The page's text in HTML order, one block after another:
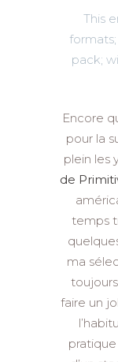
This
pack;
Encore
pour la
plein les
de
temps
ma
faire un